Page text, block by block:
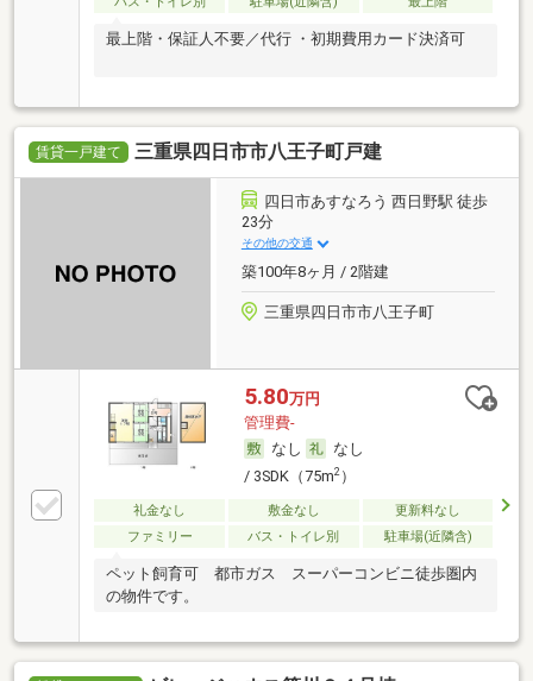
最上階・保証人不要／代行 ・初期費用カード決済可
賃貸一戸建て 三重県四日市市八王子町戸建
四日市あすなろう 西日野駅 徒歩
23分
その他の交通
築100年8ヶ月 / 2階建
三重県四日市市八王子町
5.80万円
管理費-
なし
なし
/ 3SDK（75m2）
礼金なし 敷金なし
更新料なし
ファミリー
バス・トイレ別 駐車場(近隣含)
ペット飼育可 都市ガス スーパーコンビニ徒歩圏内
の物件です。